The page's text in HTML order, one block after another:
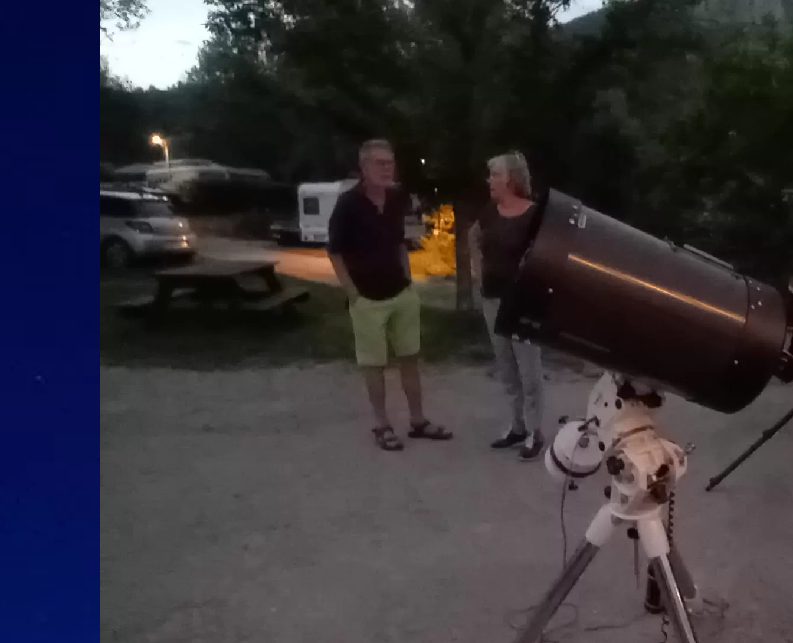
-11:59 pm
D’ASTRONOMIE
AU CAMPING
DÉCOUVERTE DE
L’ASTRONOMIE À
AIGUINES
16
11:59 pmCEST
SOIRÉE
D’ASTRONOMIE
DANS LES GORGES
8:30 pm
SOIRÉE
D’ASTRONOMIE
AU CAMPING
HOMAIR – LES
GORGES DE
PROVENCE –
Août 18
7:00 pm
SOIRÉE
DÉCOUVERTE DE
L’ASTRONOMIE À
VARAGES
Voir le calendrier